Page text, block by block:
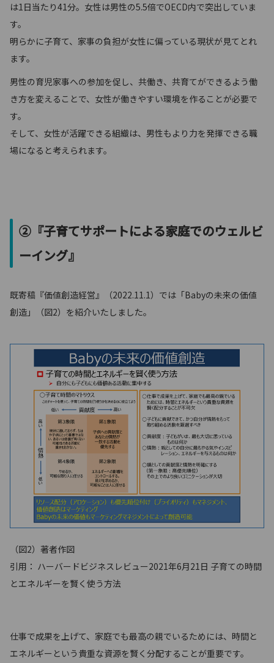
は1日当たり41分。女性は男性の5.5倍でOECD内で突出していま
す。
明らかに子育て、家事の負担が女性に偏っている現状が見てとれ
ます。
男性の育児家事への参加を促し、共働き、共育てができるよう働
き方を変えることで、女性が働きやすい環境を作ることが必要で
す。
そして、女性が活躍できる組織は、男性もより力を発揮できる職
場になると考えられます。
②『子育てサポートによる家庭でのウェルビ
ーイング』
既寄稿『価値創造経営』（2022.11.1）では「Babyの未来の価値
創造」（図2）を紹介いたしました。
（図2）著者作図
引用： ハーバードビジネスレビュー2021年6月21日 子育ての時間
とエネルギーを賢く使う方法
仕事で成果を上げて、家庭でも最高の親でいるためには、時間と
エネルギーという貴重な資源を賢く分配することが重要です。